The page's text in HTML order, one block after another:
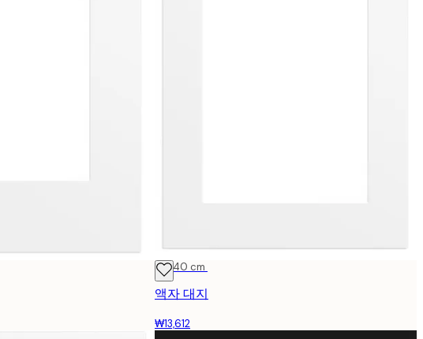
30x40 cm
액자 대지
₩13,612